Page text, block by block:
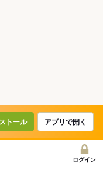
トール アプリで開く
ログイン